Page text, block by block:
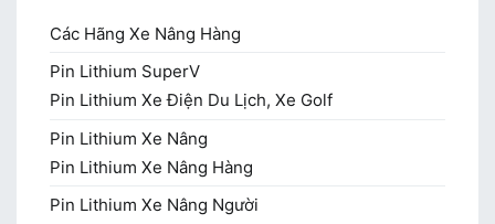
Các Hãng Xe Nâng Hàng
Pin Lithium SuperV
Pin Lithium Xe Điện Du Lịch, Xe Golf
Pin Lithium Xe Nâng
Pin Lithium Xe Nâng Hàng
Pin Lithium Xe Nâng Người